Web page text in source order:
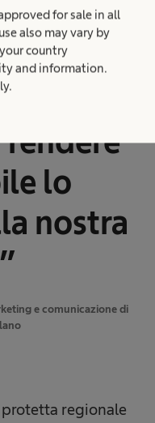
for sale in all
also may vary by
country
and information.
in
lo
nostra
e comunicazione di
protetta regionale